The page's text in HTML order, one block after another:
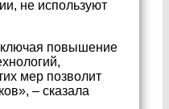
не используют
повышение
мер позволит
– сказала